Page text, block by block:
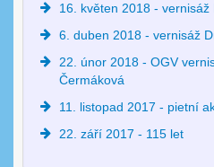
16. květen 2018 - vernisáž
6. duben 2018 - vernisáž
22. únor 2018 - OGV
Čermáková
11. listopad 2017 - pietní
22. září 2017 - 115 let